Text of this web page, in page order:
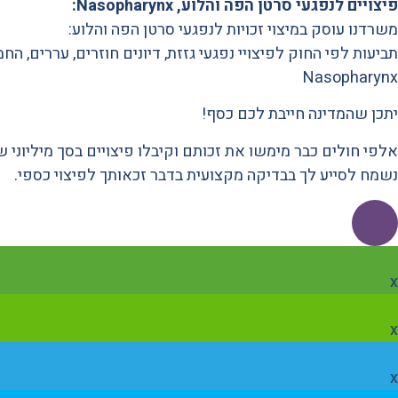
פיצויים לנפגעי סרטן הפה והלוע, Nasopharynx:
משרדנו עוסק במיצוי זכויות לנפגעי סרטן הפה והלוע:
תביעות לפי החוק לפיצויי נפגעי גזזת, דיונים חוזרים, עררים,
Nasopharynx
יתכן שהמדינה חייבת לכם כסף!
אלפי חולים כבר מימשו את זכותם וקיבלו פיצויים בסך
נשמח לסייע לך בבדיקה מקצועית בדבר זכאותך לפיצוי כספי.
x
x
x